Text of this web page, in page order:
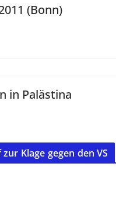
(Bonn)
in Palästina
Klage gegen den VS